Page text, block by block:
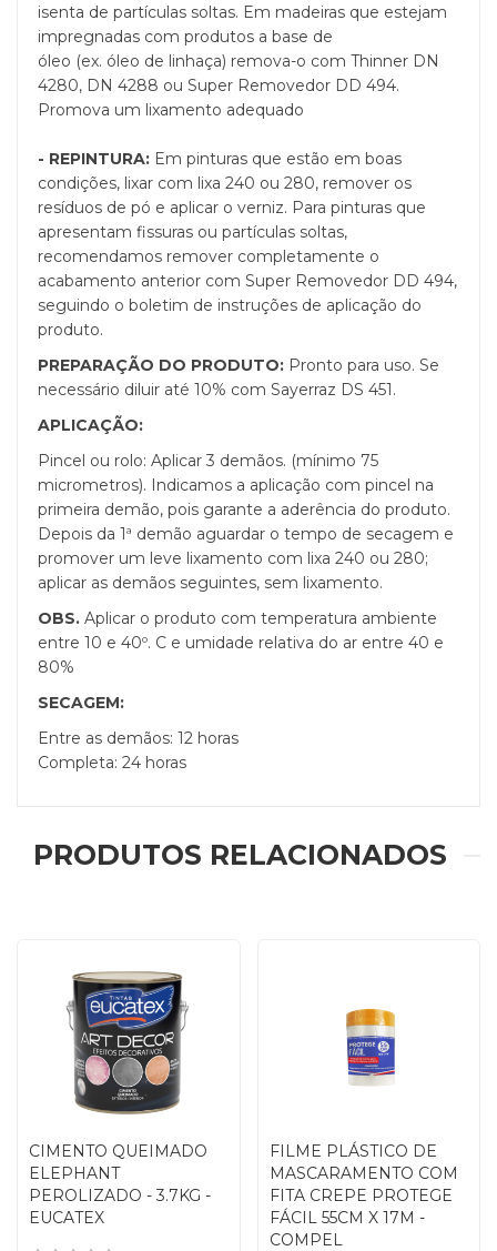
isenta de partículas soltas. Em madeiras que estejam
impregnadas com produtos a base de
óleo (ex. óleo de linhaça) remova-o com Thinner DN
4280, DN 4288 ou Super Removedor DD 494.
Promova um lixamento adequado
- REPINTURA: Em pinturas que estão em boas
condições, lixar com lixa 240 ou 280, remover os
resíduos de pó e aplicar o verniz. Para pinturas que
apresentam fissuras ou partículas soltas,
recomendamos remover completamente o
acabamento anterior com Super Removedor DD 494,
seguindo o boletim de instruções de aplicação do
produto.
PREPARAÇÃO DO PRODUTO: Pronto para uso. Se
necessário diluir até 10% com Sayerraz DS 451.
APLICAÇÃO:
Pincel ou rolo: Aplicar 3 demãos. (mínimo 75
micrometros). Indicamos a aplicação com pincel na
primeira demão, pois garante a aderência do produto.
Depois da 1ª demão aguardar o tempo de secagem e
promover um leve lixamento com lixa 240 ou 280;
aplicar as demãos seguintes, sem lixamento.
OBS. Aplicar o produto com temperatura ambiente
entre 10 e 40º. C e umidade relativa do ar entre 40 e
80%
SECAGEM:
Entre as demãos: 12 horas
Completa: 24 horas
PRODUTOS RELACIONADOS
CIMENTO QUEIMADO
ELEPHANT
PEROLIZADO - 3.7KG -
EUCATEX
FILME PLÁSTICO DE
MASCARAMENTO COM
FITA CREPE PROTEGE
FÁCIL 55CM X 17M -
COMPEL